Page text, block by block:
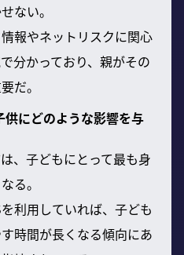
ない。
報やネットリスクに関心
分かっており、親がその
だ。
にどのような影響を与
、子どもにとって最も身
る。
利用していれば、子ども
時間が長くなる傾向にあ